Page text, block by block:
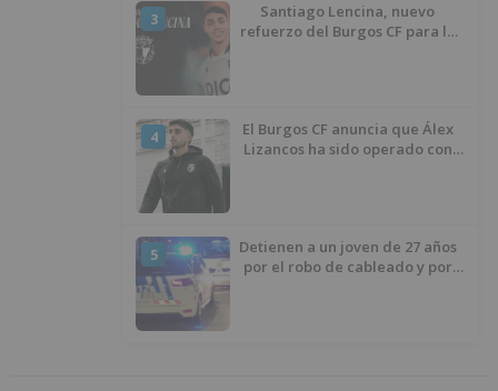
3
Santiago Lencina, nuevo
refuerzo del Burgos CF para la
4
El Burgos CF anuncia que Álex
Lizancos ha sido operado con
5
Detienen a un joven de 27 años
por el robo de cableado y por